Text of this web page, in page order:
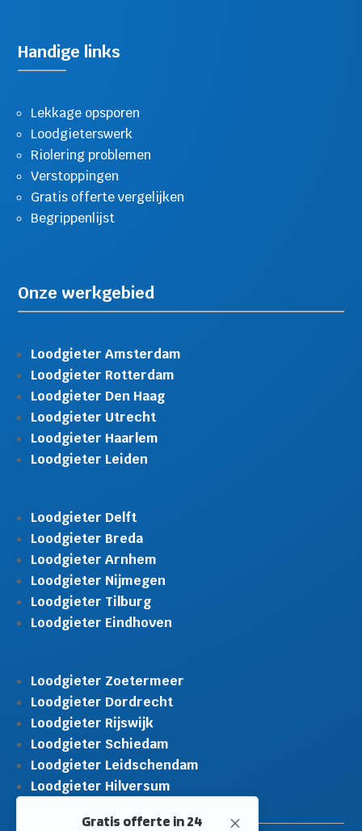
Gratis offerte in 24
uur
Landelijke dekking.
Vraag binnen 10 seconden een
Handige links
Lekkage opsporen
Loodgieterswerk
Riolering problemen
Verstoppingen
Gratis offerte vergelijken
Begrippenlijst
Onze werkgebied
Loodgieter Amsterdam
Loodgieter Rotterdam
Loodgieter Den Haag
Loodgieter Utrecht
Loodgieter Haarlem
Loodgieter Leiden
Loodgieter Delft
Loodgieter Breda
Loodgieter Arnhem
Loodgieter Nijmegen
Loodgieter Tilburg
Loodgieter Eindhoven
Loodgieter Zoetermeer
Loodgieter Dordrecht
Loodgieter Rijswijk
Loodgieter Schiedam
Loodgieter Leidschendam
Loodgieter Hilversum